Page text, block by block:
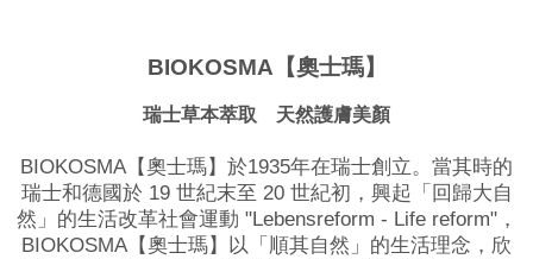
BIOKOSMA【奧士瑪】
瑞士草本萃取 天然護膚美顏
BIOKOSMA【奧士瑪】於1935年在瑞士創立。當其時的
瑞士和德國於 19 世紀末至 20 世紀初，興起「回歸大自
然」的生活改革社會運動 "Lebensreform - Life reform"，
BIOKOSMA【奧士瑪】以「順其自然」的生活理念，欣